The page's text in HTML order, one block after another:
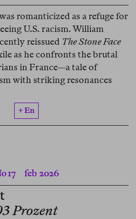
romanticized as a refuge for
U.S. racism. William
reissued The Stone Face
as he confronts the brutal
in France—a tale of
with striking resonances
+ En
17feb 2026
Prozent